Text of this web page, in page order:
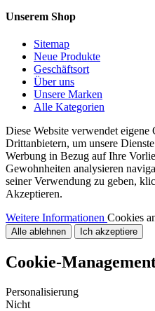
Unserem Shop
Sitemap
Neue Produkte
Geschäftsort
Über uns
Unsere Marken
Alle Kategorien
Diese Website verwendet
Drittanbietern, um unsere
Werbung in Bezug auf Ihre
Gewohnheiten analysieren
seiner Verwendung zu geben,
Akzeptieren.
Weitere Informationen Cookies
Alle ablehnen Ich akzeptiere
Cookie-
Personalisierung
Nicht